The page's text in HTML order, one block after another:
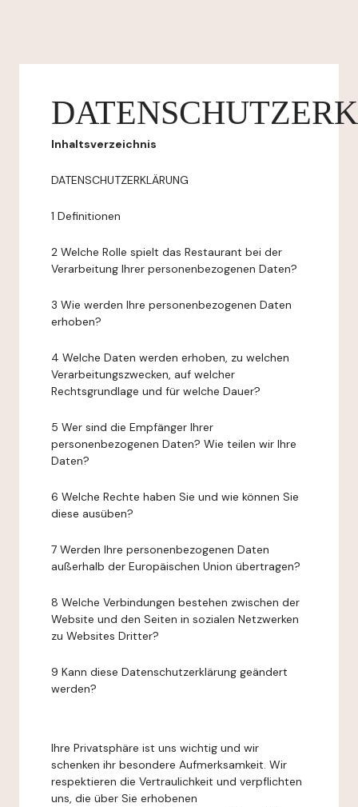
Inhaltsverzeichnis
DATENSCHUTZERKLÄRUNG
1 Definitionen
2 Welche Rolle spielt das Restaurant bei der
Verarbeitung Ihrer personenbezogenen Daten?
3 Wie werden Ihre personenbezogenen Daten
erhoben?
4 Welche Daten werden erhoben, zu welchen
Verarbeitungszwecken, auf welcher
Rechtsgrundlage und für welche Dauer?
5 Wer sind die Empfänger Ihrer
personenbezogenen Daten? Wie teilen wir Ihre
Daten?
6 Welche Rechte haben Sie und wie können Sie
diese ausüben?
7 Werden Ihre personenbezogenen Daten
außerhalb der Europäischen Union übertragen?
8 Welche Verbindungen bestehen zwischen der
Website und den Seiten in sozialen Netzwerken
zu Websites Dritter?
9 Kann diese Datenschutzerklärung geändert
werden?
Ihre Privatsphäre ist uns wichtig und wir
schenken ihr besondere Aufmerksamkeit. Wir
respektieren die Vertraulichkeit und verpflichten
uns, die über Sie erhobenen